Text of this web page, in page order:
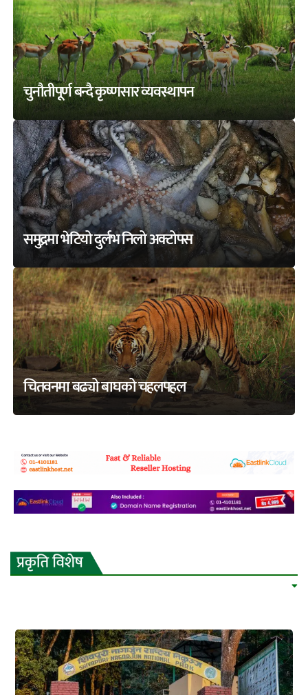
चुनौतीपूर्ण बन्दै कृष्णसार व्यवस्थापन
समुद्रमा भेटियो दुर्लभ निलो अक्टोपस
चितवनमा बढ्यो बाघको चहलपहल